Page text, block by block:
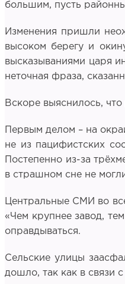
большим, пусть
Изменения пришли
высоком берегу и
высказываниями царя
неточная фраза,
Вскоре выяснилось,
Первым делом – на
не из пацифистских
Постепенно из-за
в страшном сне не
Центральные СМИ во
«Чем крупнее завод,
оправдываться.
Сельские улицы
дошло, так как в связи